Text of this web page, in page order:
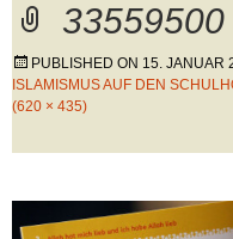
33559500
PUBLISHED ON 15. JANUAR
ISLAMISMUS AUF DEN
(620 × 435)